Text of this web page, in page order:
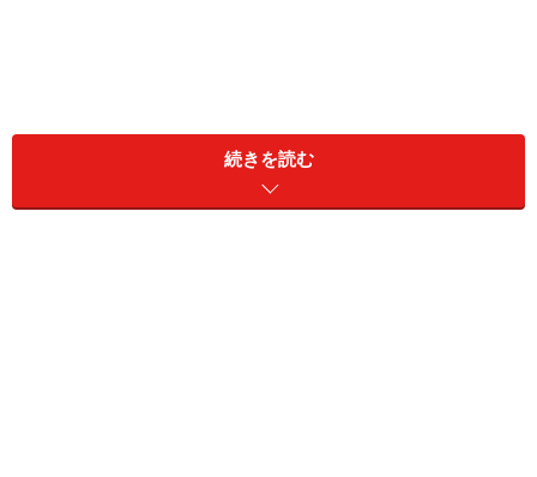
無印良品「冷やしたまま持ち運べる ペットボトル用保冷ホ
続きを読む